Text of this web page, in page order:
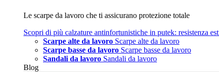
Le scarpe da lavoro che ti assicurano protezione totale
Scopri di più calzature antinfortunistiche in putek: resistenza
Scarpe alte da lavoro Scarpe alte da lavoro
Scarpe basse da lavoro Scarpe basse da lavoro
Sandali da lavoro Sandali da lavoro
Blog